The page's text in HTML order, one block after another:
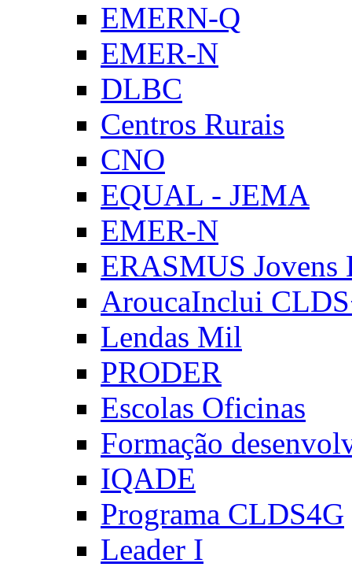
EMERN-Q
EMER-N
DLBC
Centros Rurais
CNO
EQUAL - JEMA
EMER-N
ERASMUS Jovens
AroucaInclui
Lendas Mil
PRODER
Escolas Oficinas
Formação
IQADE
Programa CLDS4G
Leader I